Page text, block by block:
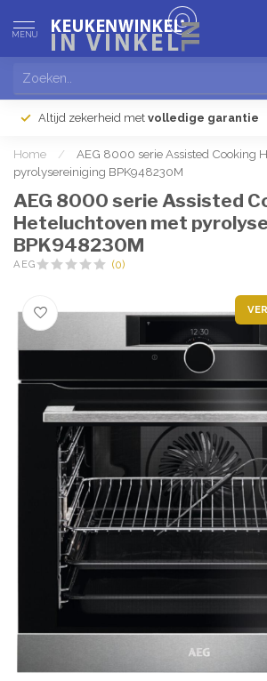
MENU
Altijd zekerheid met volledige garantie
Home /
AEG 8000 serie Assisted Cooking
pyrolysereiniging BPK948230M
AEG 8000 serie Assisted
Heteluchtoven met
BPK948230M
AEG (0)